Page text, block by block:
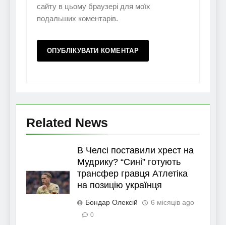
сайту в цьому браузері для моїх
подальших коментарів.
Related News
В Челсі поставили хрест на
Мудрику? “Сині” готують
трансфер гравця Атлетіка
на позицію українця
Бондар Олексій 6 місяців ago
0